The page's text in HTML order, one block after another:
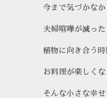
今まで気づかな
夫婦喧嘩が減った
植物に向き合う時
お料理が楽しく
そんな小さな幸